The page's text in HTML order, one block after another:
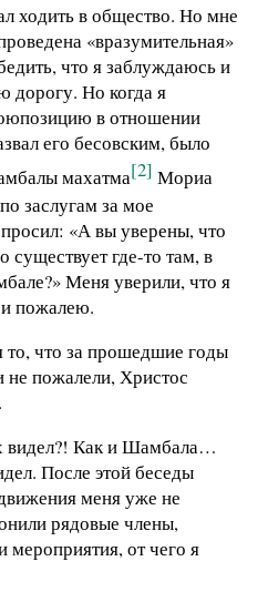
ходить в общество. Но мне
«вразумительная»
что я заблуждаюсь и
дорогу. Но когда я
позицию в отношении
его бесовским, было
махатма[2] Мориа
заслугам за мое
«А вы уверены, что
существует где-то там, в
Меня уверили, что я
пожалею.
то, что за прошедшие годы
не пожалели, Христос
видел?! Как и Шамбала…
После этой беседы
меня уже не
рядовые члены,
мероприятия, от чего я